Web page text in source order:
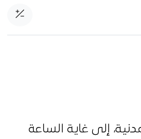
إلى غاية الساعة